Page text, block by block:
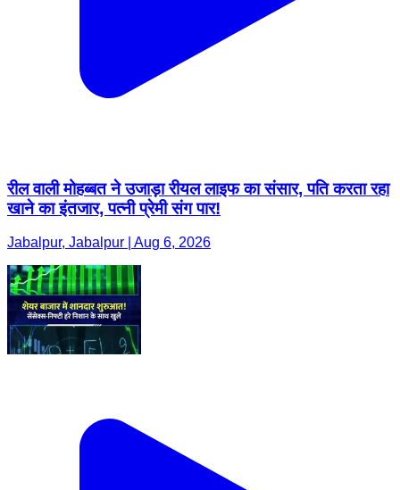
रील वाली मोहब्बत ने उजाड़ा रीयल लाइफ का संसार, पति करता रहा
खाने का इंतजार, पत्नी प्रेमी संग पार!
Jabalpur, Jabalpur | Aug 6, 2026